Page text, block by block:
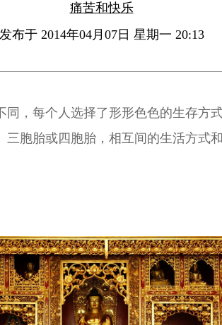
痛苦和快乐
发布于 2014年04月07日 星期一 20:13
同，每个人选择了形形色色的生存方
三胞胎或四胞胎，相互间的生活方式